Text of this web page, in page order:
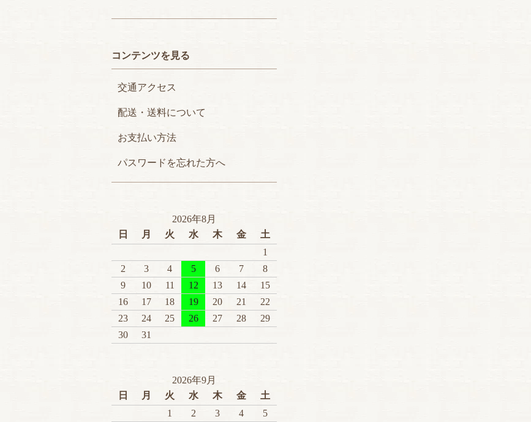
コンテンツを見る
交通アクセス
配送・送料について
お支払い方法
パスワードを忘れた方へ
2026年8月
日
月 火 水 木 金
土
1
2
3 4 5 6 7
8
9
10 11 12 13 14
15
16
17 18 19 20 21
22
23
24 25 26 27 28
29
30
31
2026年9月
日
月 火 水 木 金
土
1
2 3 4
5